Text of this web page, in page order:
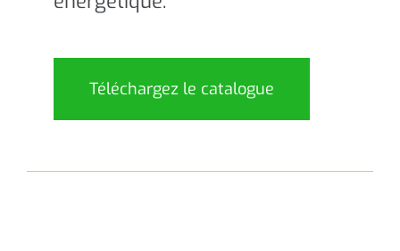
Téléchargez le catalogue